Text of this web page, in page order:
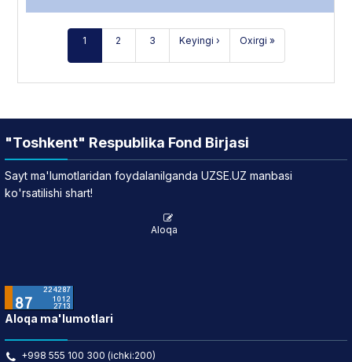
1 2 3 Keyingi › Oxirgi »
"Toshkent" Respublika Fond Birjasi
Sayt ma'lumotlaridan foydalanilganda UZSE.UZ manbasi
ko'rsatilishi shart!
Aloqa
Aloqa ma'lumotlari
+998 555 100 300 (ichki:200)